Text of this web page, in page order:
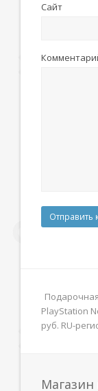
Сайт
previous
post:
PlayStation
руб. RU-